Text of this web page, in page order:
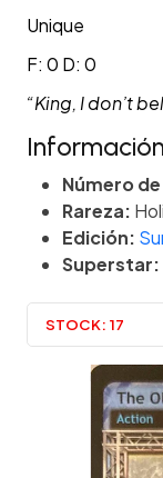
Unique
F: 0 D: 0
“King, I don’t
Número
Rareza:
Edición:
Superstar:
STOCK: 17